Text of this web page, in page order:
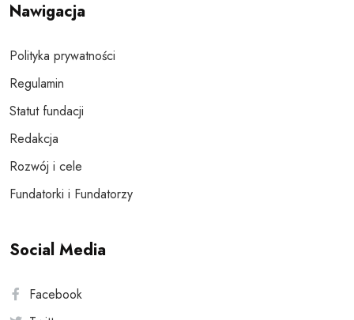
Nawigacja
Polityka prywatności
Regulamin
Statut fundacji
Redakcja
Rozwój i cele
Fundatorki i Fundatorzy
Social Media
Facebook